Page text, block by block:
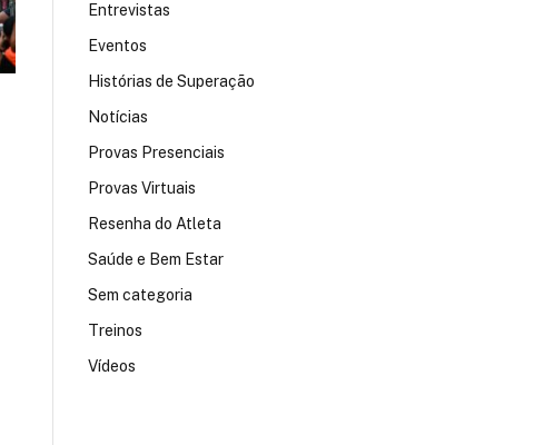
Entrevistas
Eventos
Histórias de Superação
Notícias
Provas Presenciais
Provas Virtuais
Resenha do Atleta
Saúde e Bem Estar
Sem categoria
Treinos
Vídeos